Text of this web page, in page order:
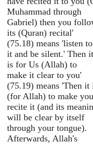
Muhammad through
Gabriel) then you
its (Quran) recital'
(75.18) means 'listen to
it and be silent.' Then it
is for Us (Allah) to
make it clear to you'
(75.19) means 'Then it
(for Allah) to make you
recite it (and its
will be clear by itself
through your tongue).
Afterwards, Allah's